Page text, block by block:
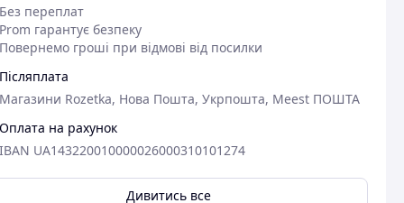
Без переплат
Prom гарантує безпеку
Повернемо гроші при відмові від посилки
Післяплата
Магазини Rozetka, Нова Пошта, Укрпошта, Meest ПОШТА
Оплата на рахунок
IBAN UA143220010000026000310101274
Дивитись все
04.04.2026
Світлана В.
Придбано на Prom.ua
Класна якість, дуже гарна ціна!
Замовила спочатку собі, навіть
спробувала спекти пару пасочок (з
метою протестувати) Все супер - не
Придбано на
і різний вид